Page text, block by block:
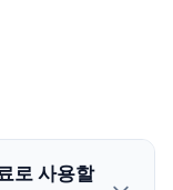
로 사용할